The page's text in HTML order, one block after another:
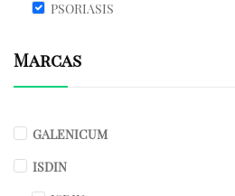
PSORIASIS
Marcas
GALENICUM
ISDIN